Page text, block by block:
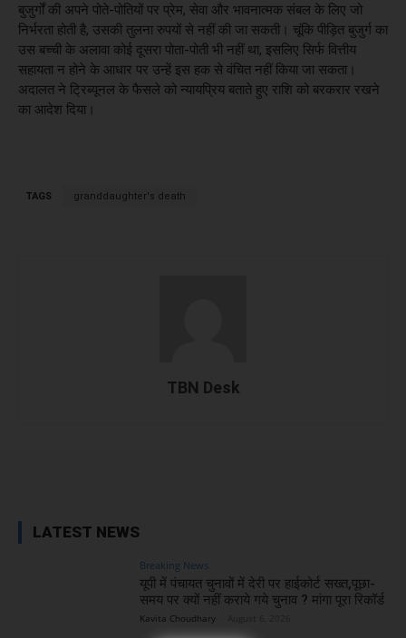
बुजुर्गों की अपने पोते-पोतियों पर प्रेम, सेवा और भावनात्मक संबल के लिए जो
निर्भरता होती है, उसकी तुलना रुपयों से नहीं की जा सकती। चूंकि पीड़ित बुजुर्ग का
उस बच्ची के अलावा कोई दूसरा पोता-पोती भी नहीं था, इसलिए सिर्फ वित्तीय
सहायता न होने के आधार पर उन्हें इस हक से वंचित नहीं किया जा सकता।
अदालत ने ट्रिब्यूनल के फैसले को न्यायप्रिय बताते हुए राशि को बरकरार रखने
का आदेश दिया।
TAGS granddaughter's death
TBN Desk
LATEST NEWS
Breaking News
यूपी में पंचायत चुनावों में देरी पर हाईकोर्ट सख्त,पूछा-
समय पर क्यों नहीं कराये गये चुनाव ? मांगा पूरा रिकॉर्ड
Kavita Choudhary